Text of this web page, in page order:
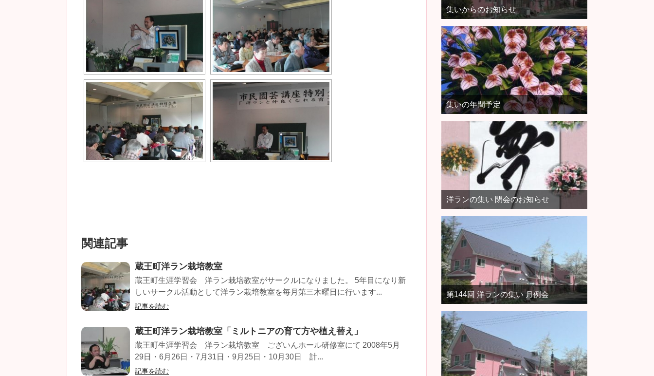
関連記事
蔵王町洋ラン栽培教室
蔵王町生涯学習会 洋ラン栽培教室がサークルになりました。 5年目になり新
しいサークル活動として洋ラン栽培教室を毎月第三木曜日に行います...
記事を読む
蔵王町洋ラン栽培教室「ミルトニアの育て方や植え替え」
蔵王町生涯学習会 洋ラン栽培教室 ございんホール研修室にて 2008年5月
29日・6月26日・7月31日・9月25日・10月30日 計...
記事を読む
集いからのお知らせ
集いの年間予定
洋ランの集い 閉会のお知らせ
第144回 洋ランの集い 月例会